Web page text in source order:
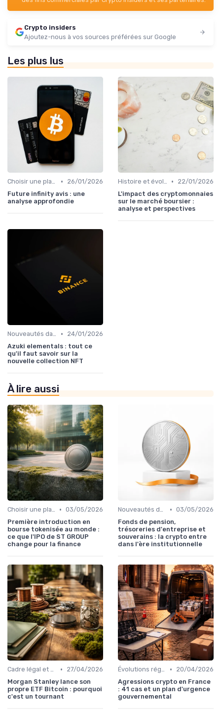
Crypto insiders
Ajoutez-nous à vos sources préférées sur Google
Les plus lus
Choisir une plateforme d'échange •
26/01/2026
Future infinity avis : une
analyse approfondie
Histoire et évolution du marché des cryptos •
22/01/2026
L'impact des cryptomonnaies
sur le marché boursier :
analyse et perspectives
Nouveautés dans le monde des cryptos •
24/01/2026
Azuki elementals : tout ce
qu'il faut savoir sur la
nouvelle collection NFT
À lire aussi
Choisir une plateforme d'échange • 03/05/2026
Première introduction en
bourse tokenisée au monde :
ce que l'IPO de ST GROUP
change pour la finance
Nouveautés dans le monde des cryptos • 03/05/2026
Fonds de pension,
trésoreries d'entreprise et
souverains : la crypto entre
dans l'ère institutionnelle
Cadre légal et conformité •
27/04/2026
Morgan Stanley lance son
propre ETF Bitcoin : pourquoi
c'est un tournant
Évolutions réglementaires •
20/04/2026
Agressions crypto en France
: 41 cas et un plan d'urgence
gouvernemental